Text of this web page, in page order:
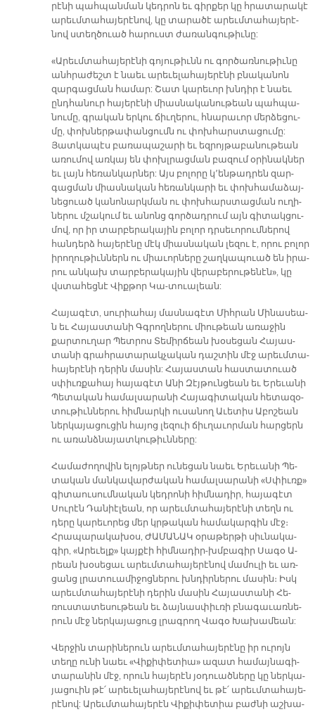
րէ­նի պահ­պան­ման կեդ­րոն եւ գիր­քեր կը հրա­տա­րա­կէ
ա­րեւմ­տա­հա­յե­րէ­նով, կը տա­րա­ծէ ա­րեւմ­տա­հա­յե­րէ­
նով ստեղ­ծուած հա­րուստ ժա­ռան­գու­թիւ­նը:
«Ա­րեւմ­տա­հա­յե­րէ­նի գո­յու­թիւնն ու գոր­ծա­ռնու­թիւ­նը
անհ­րա­ժեշտ է նաեւ ա­րե­ւե­լա­հա­յե­րէ­նի բնա­կա­նոն
զար­գաց­ման հա­մար: Շատ կա­րե­ւոր խնդիր է նաեւ
ընդ­հա­նուր հա­յե­րէ­նի միաս­նա­կա­նու­թեան պահ­պա­
նու­մը, գրա­կան եր­կու ճիւ­ղե­րու, հնա­րա­ւոր մեր­ձե­ցու­
մը, փոխ­ներ­թա­փան­ցումն ու փոխ­հարս­տա­ցու­մը:
Յատ­կա­պէս բա­ռա­պա­շա­րի եւ եզ­րոյ­թա­բա­նու­թեան
ա­ռու­մով առ­կայ են փոխլ­րաց­ման բա­զում օ­րի­նակ­ներ
եւ լայն հե­ռան­կար­ներ: Այս բո­լո­րը կ՚են­թադ­րեն զար­
գաց­ման միաս­նա­կան հե­ռան­կա­րի եւ փոխ­հա­մա­ձայ­
նե­ցուած կա­նո­նարկ­ման ու փոխ­հարս­տաց­ման ու­ղի­
նե­րու մշա­կում եւ ա­նոնց գոր­ծադ­րում այն գի­տակ­ցու­
մով, որ իր տար­բե­րա­կա­յին բո­լոր դրսե­ւո­րում­նե­րով
հան­դերձ հա­յե­րէ­նը մէկ միաս­նա­կան լե­զու է, ո­րու բո­լոր
ի­րո­ղու­թիւն­ներն ու միա­ւոր­նե­րը շաղ­կա­պուած են ի­րա­
րու ան­կախ տար­բե­րա­կա­յին վե­րա­բե­րու­թե­նէ­ն», կը
վստա­հեց­նէ Վիք­թոր Կա-տուա­լեան:
Հա­յա­գէտ, սու­րիա­հայ մաս­նա­գէտ Միհ­րան Մի­նա­սեա­
ն եւ Հա­յաս­տա­նի Գգրող­նե­րու միու­թեան ա­ռա­ջին
քար­տու­ղար Պետ­րոս Տե­միր­ճեա­ն խօ­սե­ցան Հա­յաս­
տա­նի գրահ­րա­տա­րակ­չա­կան դաշ­տին մէջ ա­րեւմտա­
հա­յե­րէ­նի դե­րին մա­սին: Հա­յաս­տան հաս­տա­տուած
սփիւռ­քա­հայ հա­յա­գէտ Ա­նի Զէյ­թուն­ցեա­ն եւ Ե­րե­ւա­նի
Պե­տա­կան հա­մալ­սա­րա­նի Հա­յա­գի­տա­կան հե­տա­զօ­
տու­թիւն­նե­րու հիմ­նար­կի ու­սա­նող Ա­ւե­տիս Ա­բո­շեա­ն
ներ­կա­յա­ցու­ցին հա­յոց լե­զուի ճիւ­ղա­ւոր­ման հար­ցերն
ու ա­ռանձ­նա­յատ­կու­թիւն­նե­րը:
Հա­մա­ժո­ղո­վին ե­լոյթ­ներ ու­նե­ցան նաեւ Ե­րե­ւա­նի Պե­
տա­կան ման­կա­վար­ժա­կան հա­մալ­սա­րա­նի «Սփիւռ­ք»
գի­տաու­սում­նա­կան կեդ­րո­նի հիմ­նա­դիր, հա­յա­գէտ
Սու­րէն Դա­նիէ­լեա­ն, որ ա­րեւմ­տա­հա­յե­րէ­նի տեղն ու
դե­րը կա­րե­ւո­րեց մեր կրթա­կան հա­մա­կար­գին մէջ։
Հրա­պա­րա­կա­խօս, ԺԱ­ՄԱ­ՆԱԿ օ­րա­թեր­թի սիւ­նա­կա­
գիր, «Ա­րե­ւել­ք» կայ­քէի հիմ­նա­դիր-խմբա­գիր Սա­գօ Ա­
րեա­ն խօ­սե­ցաւ ա­րեւմ­տա­հա­յե­րէ­նով մա­մու­լի եւ առ­
ցանց լրա­տուա­մի­ջոց­նե­րու խնդիր­նե­րու մա­սին։ Իսկ
ա­րեւմ­տա­հա­յե­րէ­նի դե­րին մա­սին Հա­յաս­տա­նի Հե­
ռուս­տա­տե­սու­թեան եւ ձայ­նաս­փիւ­ռի բնա­գա­ւառ­նե­
րուն մէջ ներ­կա­յա­ցուց լրագ­րող Վա­գօ Խա­խա­մեա­ն:
Վեր­ջին տա­րի­նե­րուն ա­րեւմ­տա­հա­յե­րէ­նը իր ու­րոյն
տե­ղը ու­նի նաեւ «Վի­քի­փե­տիա» ա­զատ հա­մայ­նա­գի­
տա­րա­նին մէջ, ո­րուն հա­յե­րէն յօ­դուած­նե­րը կը ներ­կա­
յա­ցուին թէ՛ ա­րե­ւե­լա­հա­յե­րէ­նով եւ թէ՛ ա­րեւմ­տա­հա­յե­
րէ­նով: Ա­րեւմ­տա­հա­յե­րէն Վի­քի­փե­տիա բաժ­նի աշ­խա­